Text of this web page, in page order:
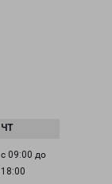
с 09:00 до
18:00